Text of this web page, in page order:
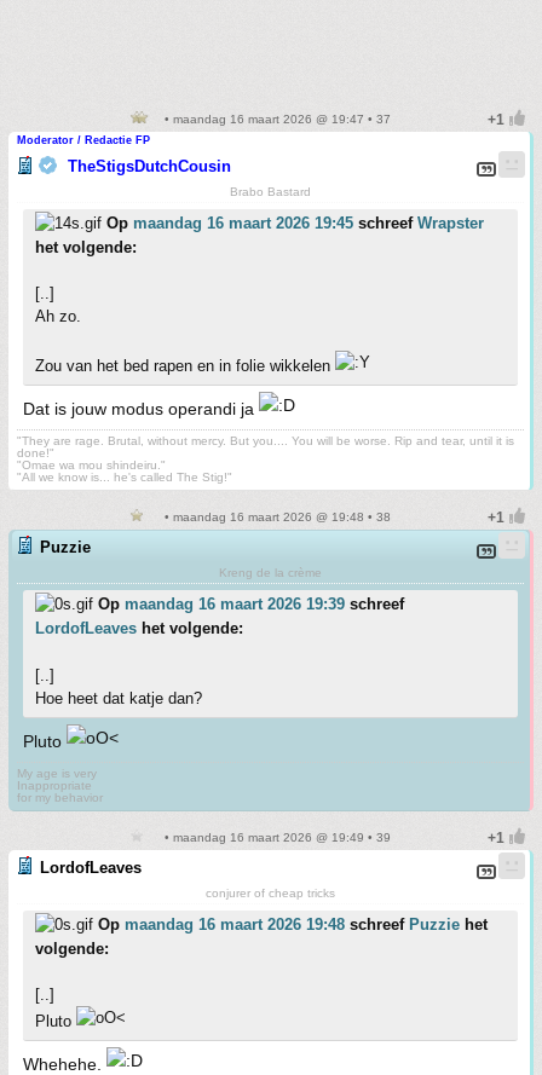
• maandag 16 maart 2026 @ 19:47 • 37
Moderator / Redactie FP
TheStigsDutchCousin
Brabo Bastard
Op maandag 16 maart 2026 19:45 schreef Wrapster
het volgende:
[..]
Ah zo.
Zou van het bed rapen en in folie wikkelen
Dat is jouw modus operandi ja
"They are rage. Brutal, without mercy. But you.... You will be worse. Rip and tear, until it is
done!"
"Omae wa mou shindeiru."
"All we know is... he's called The Stig!"
• maandag 16 maart 2026 @ 19:48 • 38
Puzzie
Kreng de la crème
Op maandag 16 maart 2026 19:39 schreef
LordofLeaves het volgende:
[..]
Hoe heet dat katje dan?
Pluto
My age is very
Inappropriate
for my behavior
• maandag 16 maart 2026 @ 19:49 • 39
LordofLeaves
conjurer of cheap tricks
Op maandag 16 maart 2026 19:48 schreef Puzzie het
volgende:
[..]
Pluto
Whehehe.